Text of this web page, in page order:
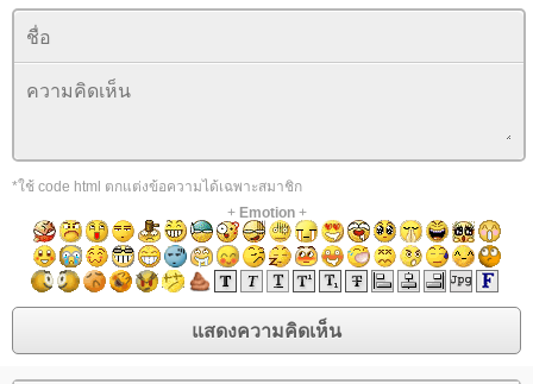
*ใช้ code html ตกแต่งข้อความได้เฉพาะสมาชิก
+ Emotion+